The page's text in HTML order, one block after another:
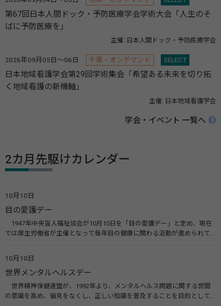
第67回日本人間ドック・予防医療学会学術大会「人生のそ
ばに予防医療を」
主催: 日本人間ドック・予防医療学会
2026年09月05日～06日 千葉・オンデマンド SELECT
日本地域看護学会第29回学術集会「希望ある未来を切り拓
く地域看護の新機軸」
主催: 日本地域看護学会
学会・イベント 一覧へ
2カ月先駆けカレンダー
10月10日
目の愛護デー
1947年中央盲人福祉協会が10月10日を「目の愛護デー」と定め、現在
では厚生労働省が主催となって毎年目の健康に関わる活動が進められて
会）
10月10日
世界メンタルヘルスデー
世界精神保健連盟が、1992年より、メンタルヘルス問題に関する世間
の意識を高め、偏見をなくし、正しい知識を普及することを目的として、